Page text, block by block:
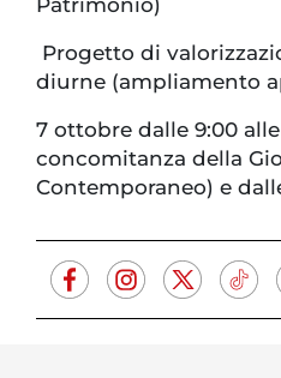
Patrimonio)
Progetto di
diurne (ampliamento
7 ottobre dalle 9:00 alle
concomitanza della
Contemporaneo) e